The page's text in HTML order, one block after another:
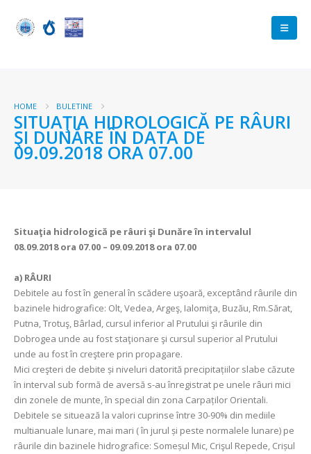
HOME BULETINE
SITUAŢIA HIDROLOGICĂ PE RÂURI
ŞI DUNĂRE ÎN DATA DE
09.09.2018 ORA 07.00
Situaţia hidrologică pe râuri şi Dunăre în intervalul
08.09.2018 ora 07.00 – 09.09.2018 ora 07.00
a) RÂURI
Debitele au fost în general în scădere uşoară, exceptând râurile din
bazinele hidrografice: Olt, Vedea, Argeş, Ialomiţa, Buzău, Rm.Sărat,
Putna, Trotuş, Bârlad, cursul inferior al Prutului şi râurile din
Dobrogea unde au fost staţionare şi cursul superior al Prutului
unde au fost în creştere prin propagare.
Mici creşteri de debite și niveluri datorită precipitațiilor slabe căzute
în interval sub formă de aversă s-au înregistrat pe unele râuri mici
din zonele de munte, în special din zona Carpaților Orientali.
Debitele se situează la valori cuprinse între 30-90% din mediile
multianuale lunare, mai mari ( în jurul și peste normalele lunare) pe
râurile din bazinele hidrografice: Someșul Mic, Crişul Repede, Crișul